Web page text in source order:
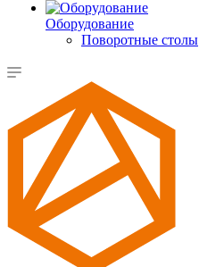
Оборудование
Поворотные столы